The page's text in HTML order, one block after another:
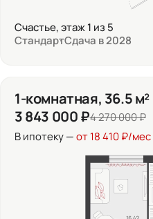
Счастье, этаж 1 из 5
СтандартСдача в 2028
1-комнатная, 36.5 м²
3 843 000 ₽4 270 000 ₽
В ипотеку —от 18 410 ₽/мес